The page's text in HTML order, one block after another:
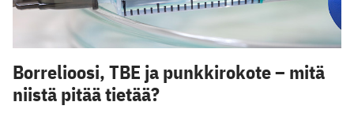
Borrelioosi, TBE ja punkkirokote – mitä
niistä pitää tietää?